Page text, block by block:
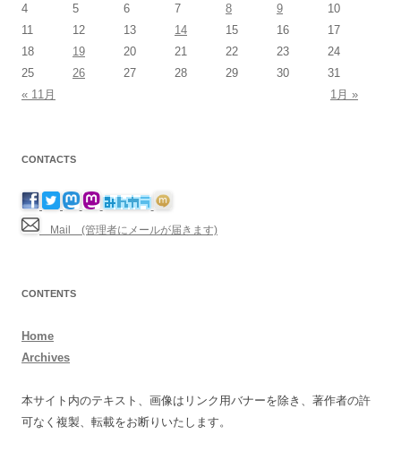
4
5 6 7 8 9
10
11
12 13 14 15 16
17
18
19 20 21 22 23
24
25
26 27 28 29 30
31
« 11月
1月 »
CONTACTS
Mail (管理者にメールが届きます)
CONTENTS
Home
Archives
本サイト内のテキスト、画像はリンク用バナーを除き、著作者の許
可なく複製、転載をお断りいたします。